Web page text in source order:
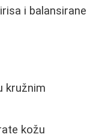
i balansirane
kružnim
kožu